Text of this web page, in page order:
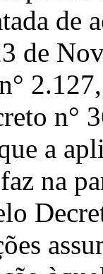
de
de
n°
a
na